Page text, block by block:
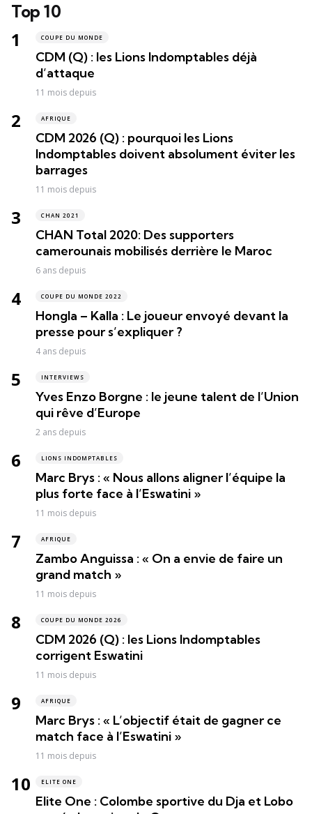
Top 10
COUPE DU MONDE
CDM (Q) : les Lions Indomptables déjà
d’attaque
11 mois depuis
AFRIQUE
CDM 2026 (Q) : pourquoi les Lions
Indomptables doivent absolument éviter les
barrages
11 mois depuis
CHAN 2021
CHAN Total 2020: Des supporters
camerounais mobilisés derrière le Maroc
6 ans depuis
COUPE DU MONDE 2022
Hongla – Kalla : Le joueur envoyé devant la
presse pour s’expliquer ?
4 ans depuis
INTERVIEWS
Yves Enzo Borgne : le jeune talent de l’Union
qui rêve d’Europe
2 ans depuis
LIONS INDOMPTABLES
Marc Brys : « Nous allons aligner l’équipe la
plus forte face à l’Eswatini »
11 mois depuis
AFRIQUE
Zambo Anguissa : « On a envie de faire un
grand match »
11 mois depuis
COUPE DU MONDE 2026
CDM 2026 (Q) : les Lions Indomptables
corrigent Eswatini
11 mois depuis
AFRIQUE
Marc Brys : « L’objectif était de gagner ce
match face à l’Eswatini »
11 mois depuis
ELITE ONE
Elite One : Colombe sportive du Dja et Lobo